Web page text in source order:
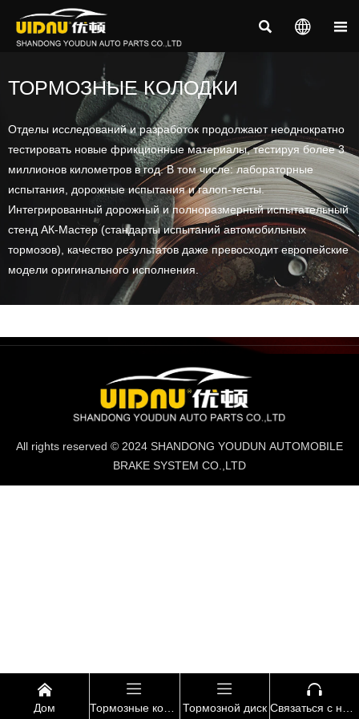
  
ТОРМОЗНЫЕ КОЛОДКИ
Отделы исследований и разработок продолжают неоднократно
тестировать новые фрикционные материалы, тестируя более 3
миллионов километров в год. В том числе: лабораторные
испытания, дорожные испытания и галоп-тесты.
Интегрированный дорожный и полноразмерный испытательный
стенд АК-Мастер (стандарты испытаний автомобильных
тормозов), качество результатов даже превосходит европейские
модели оригинального исполнения.
All rights reserved © 2024 SHANDONG YOUDUN AUTOMOBILE
BRAKE SYSTEM CO.,LTD

Дом
 
Тормозной диск
